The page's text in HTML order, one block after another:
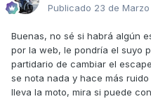
Publicado 23 de
Buenas, no sé si habrá algún
por la web, le pondría el suyo
partidario de cambiar el
se nota nada y hace más
lleva la moto, mira si puede